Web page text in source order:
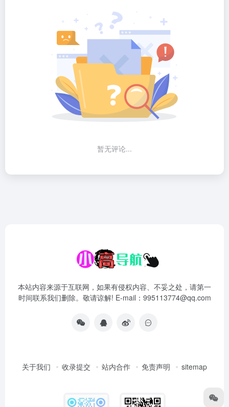
暂无评论...
本站内容来源于互联网，如果有侵权内容、不妥之处，请第一
时间联系我们删除。敬请谅解! E-mail：995113774@qq.com
关于我们 收录提交 站内合作 免责声明 sitemap